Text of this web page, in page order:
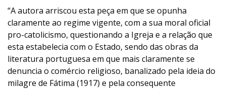
“A autora arriscou esta peça em que se opunha
claramente ao regime vigente, com a sua moral oficial
pro-catolicismo, questionando a Igreja e a relação que
esta estabelecia com o Estado, sendo das obras da
literatura portuguesa em que mais claramente se
denuncia o comércio religioso, banalizado pela ideia do
milagre de Fátima (1917) e pela consequente